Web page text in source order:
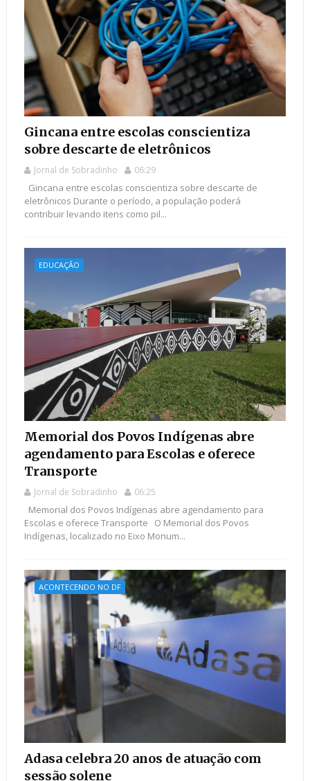
Gincana entre escolas conscientiza
sobre descarte de eletrônicos
Jornal de Sobradinho 06:29
Gincana entre escolas conscientiza sobre descarte de
eletrônicos Durante o período, a população poderá
contribuir levando itens como pil...
EDUCAÇÃO
Memorial dos Povos Indígenas abre
agendamento para Escolas e oferece
Transporte
Jornal de Sobradinho 06:25
Memorial dos Povos Indígenas abre agendamento para
Escolas e oferece Transporte O Memorial dos Povos
Indígenas, localizado no Eixo Monum...
ACONTECENDO NO DF
Adasa celebra 20 anos de atuação com
sessão solene